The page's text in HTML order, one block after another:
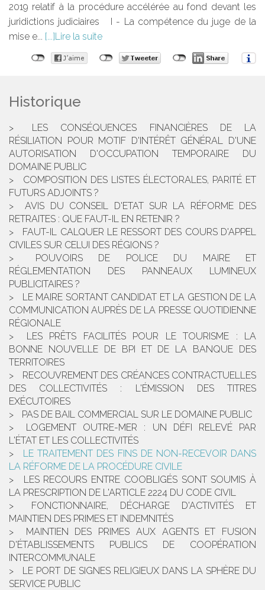
2019 relatif à la procédure accélérée au fond devant les
juridictions judiciaires I - La compétence du juge de la
mise e...
Lire la suite
Historique
LES CONSÉQUENCES FINANCIÈRES DE LA
RÉSILIATION POUR MOTIF D'INTÉRÊT GÉNÉRAL D'UNE
AUTORISATION D'OCCUPATION TEMPORAIRE DU
DOMAINE PUBLIC
COMPOSITION DES LISTES ÉLECTORALES, PARITÉ ET
FUTURS ADJOINTS ?
AVIS DU CONSEIL D'ETAT SUR LA RÉFORME DES
RETRAITES : QUE FAUT-IL EN RETENIR ?
FAUT-IL CALQUER LE RESSORT DES COURS D'APPEL
CIVILES SUR CELUI DES RÉGIONS ?
POUVOIRS DE POLICE DU MAIRE ET
RÉGLEMENTATION DES PANNEAUX LUMINEUX
PUBLICITAIRES ?
LE MAIRE SORTANT CANDIDAT ET LA GESTION DE LA
COMMUNICATION AUPRÈS DE LA PRESSE QUOTIDIENNE
RÉGIONALE
LES PRÊTS FACILITÉS POUR LE TOURISME : LA
BONNE NOUVELLE DE BPI ET DE LA BANQUE DES
TERRITOIRES
RECOUVREMENT DES CRÉANCES CONTRACTUELLES
DES COLLECTIVITÉS : L'ÉMISSION DES TITRES
EXÉCUTOIRES
PAS DE BAIL COMMERCIAL SUR LE DOMAINE PUBLIC
LOGEMENT OUTRE-MER : UN DÉFI RELEVÉ PAR
L'ÉTAT ET LES COLLECTIVITÉS
LE TRAITEMENT DES FINS DE NON-RECEVOIR DANS
LA RÉFORME DE LA PROCÉDURE CIVILE
LES RECOURS ENTRE COOBLIGÉS SONT SOUMIS À
LA PRESCRIPTION DE L'ARTICLE 2224 DU CODE CIVIL
FONCTIONNAIRE, DÉCHARGE D'ACTIVITÉS ET
MAINTIEN DES PRIMES ET INDEMNITÉS
MAINTIEN DES PRIMES AUX AGENTS ET FUSION
D'ÉTABLISSEMENTS PUBLICS DE COOPÉRATION
INTERCOMMUNALE
LE PORT DE SIGNES RELIGIEUX DANS LA SPHÈRE DU
SERVICE PUBLIC